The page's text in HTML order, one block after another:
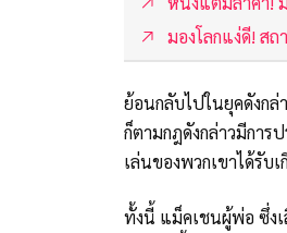
มองโลกแง่ดี! ส
ย้อนกลับไปในยุคดังกล่
ก็ตามกฎดังกล่าวมีการ
เล่นของพวกเขาได้รับ
ทั้งนี้ แม็คเชนผู้พ่อ ซึ่ง